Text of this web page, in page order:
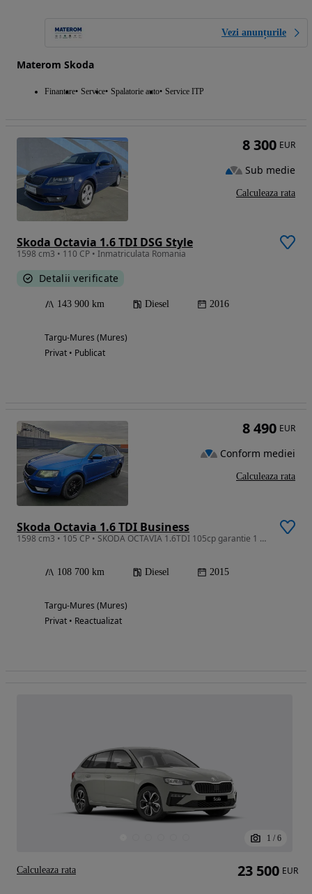
Vezi anunțurile
Materom Skoda
Finantare Service Spalatorie auto Service ITP
Skoda Octavia 1.6 TDI DSG Style
1598 cm3 • 110 CP • Inmatriculata Romania
Detalii verificate
143 900 km Diesel 2016
Targu-Mures (Mures)
Privat • Publicat
8 300 EUR
Sub medie
Calculeaza rata
Skoda Octavia 1.6 TDI Business
1598 cm3 • 105 CP • SKODA OCTAVIA 1.6TDI 105cp garantie 1 an si factura
108 700 km Diesel 2015
Targu-Mures (Mures)
Privat • Reactualizat
8 490 EUR
Conform mediei
Calculeaza rata
1 / 6
23 500 EUR
Calculeaza rata